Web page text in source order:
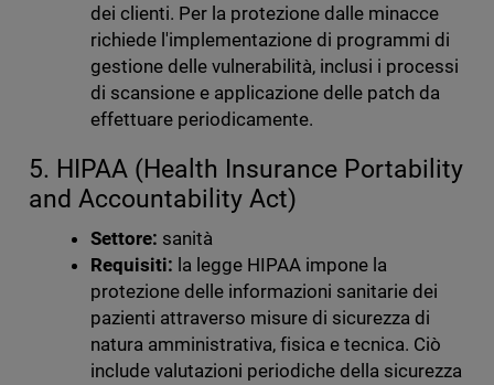
dei clienti. Per la protezione dalle minacce
richiede l'implementazione di programmi di
gestione delle vulnerabilità, inclusi i processi
di scansione e applicazione delle patch da
effettuare periodicamente.
5. HIPAA (Health Insurance Portability
and Accountability Act)
Settore: sanità
Requisiti: la legge HIPAA impone la
protezione delle informazioni sanitarie dei
pazienti attraverso misure di sicurezza di
natura amministrativa, fisica e tecnica. Ciò
include valutazioni periodiche della sicurezza